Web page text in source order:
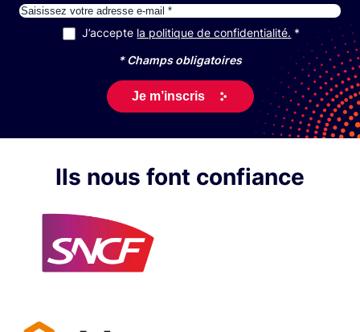
RGPD
J’accepte la politique de confidentialité. *
* Champs obligatoires
Ils nous font confiance